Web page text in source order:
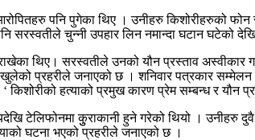
पनि पुगेका थिए । उनीहरु किशोरीहरुको
चुन्नी उपहार लिन नमान्दा घटान घटेको
थिए। सरस्वतीले उनको यौन प्रस्ताव अस्वीकार
प्रहरीले जनाएको छ । शनिवार पत्रकार सम्मेलन
हत्याको प्रमुख कारण प्रेम सम्बन्ध र यौन
टेलिफोनमा कुुराकानी हुने गरेको थियो । उनीहरु दुवै
घटना भएको प्रहरीले जनाएको छ ।